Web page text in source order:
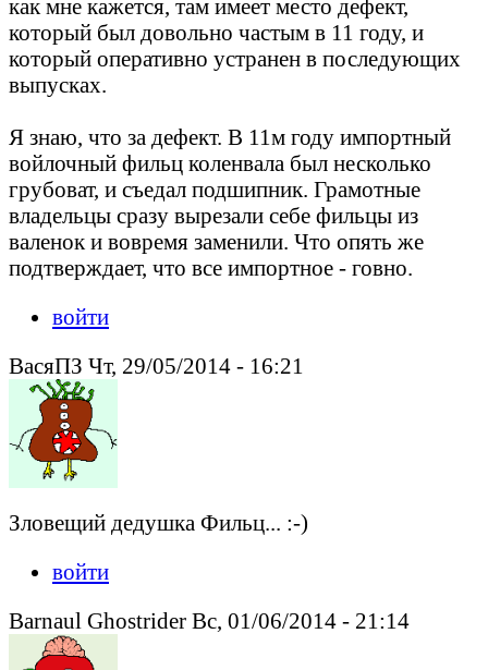
как мне кажется, там имеет место дефект,
который был довольно частым в 11 году, и
который оперативно устранен в последующих
выпусках.
Я знаю, что за дефект. В 11м году импортный
войлочный фильц коленвала был несколько
грубоват, и съедал подшипник. Грамотные
владельцы сразу вырезали себе фильцы из
валенок и вовремя заменили. Что опять же
подтверждает, что все импортное - говно.
войти
ВасяПЗ Чт, 29/05/2014 - 16:21
Зловещий дедушка Фильц... :-)
войти
Barnaul Ghostrider Вс, 01/06/2014 - 21:14